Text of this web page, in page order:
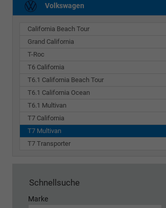
Volkswagen
California Beach Tour
Grand California
T-Roc
T6 California
T6.1 California Beach Tour
T6.1 California Ocean
T6.1 Multivan
T7 California
T7 Multivan
T7 Transporter
Schnellsuche
Marke